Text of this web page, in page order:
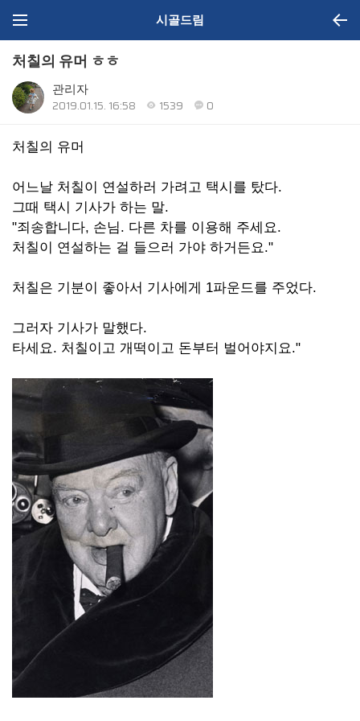
시골드림
처칠의 유머 ㅎㅎ
관리자
2019.01.15. 16:58 1539 0
처칠의 유머
어느날 처칠이 연설하러 가려고 택시를 탔다.
그때 택시 기사가 하는 말.
"죄송합니다, 손님. 다른 차를 이용해 주세요.
처칠이 연설하는 걸 들으러 가야 하거든요."
처칠은 기분이 좋아서 기사에게 1파운드를 주었다.
그러자 기사가 말했다.
타세요. 처칠이고 개떡이고 돈부터 벌어야지요."